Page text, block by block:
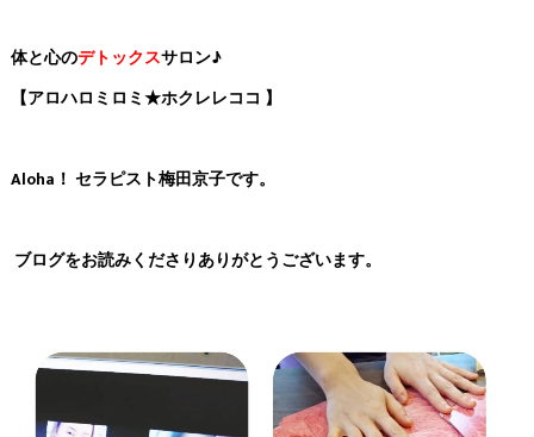
体と心のデトックスサロン♪
【アロハロミロミ★ホクレレココ 】
Aloha！ セラピスト梅田京子です。
ブログをお読みくださりありがとうございます。